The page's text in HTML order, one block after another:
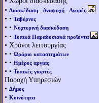
• Διασκέδαση - Αναψυχή - Αγορές
• • Ταβέρνες
• • Νυχτερινή διασκέδαση
• • Τοπικά Παραδοσιακά προϊόντα
• Χρόνοι λειτουργίας
• • Ωράριο καταστημάτων
• • Ημέρες αργίας
• • Τοπικές γιορτές
Παροχή Υπηρεσιών
• Δήμος
• Κοινότητα